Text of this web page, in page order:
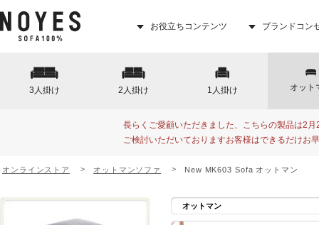
お役立ちコンテンツ ブランドコン
3人掛け 2人掛け 1人掛け オット
長らくご愛顧いただきました、こちらの製品は2
ご検討いただいておりますお客様はできるだけお
オンラインストア オットマンソファ New MK603 Sofa オットマン
オットマン